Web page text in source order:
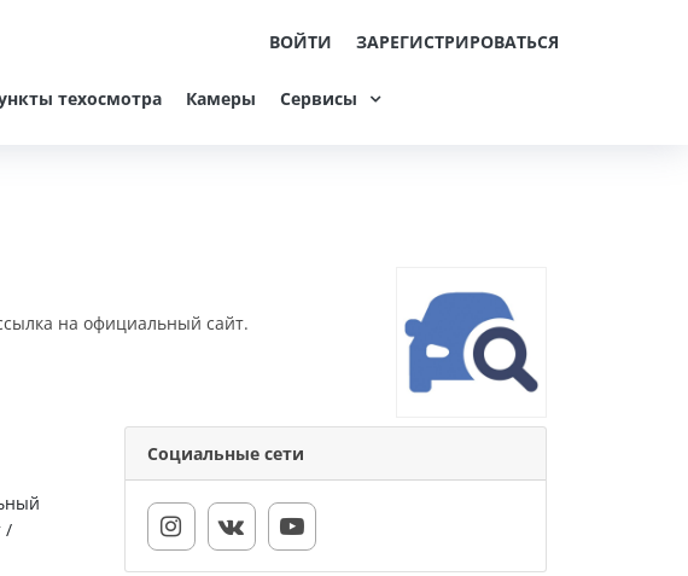
ВОЙТИ ЗАРЕГИСТРИРОВАТЬСЯ
техосмотра Камеры Сервисы
на официальный сайт.
/
Социальные сети